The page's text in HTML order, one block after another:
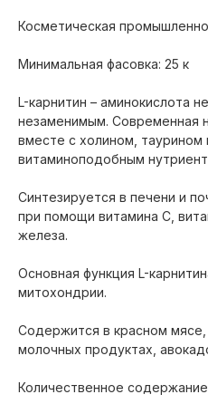
Косметическая
Минимальная фасовка: 25 к
L-карнитин – аминокислота
незаменимым. Современная
вместе с холином, таурином
витаминоподобным
Синтезируется в печени и
при помощи витамина С,
железа.
Основная функция L-
митохондрии.
Содержится в красном
молочных продуктах,
Количественное содержание